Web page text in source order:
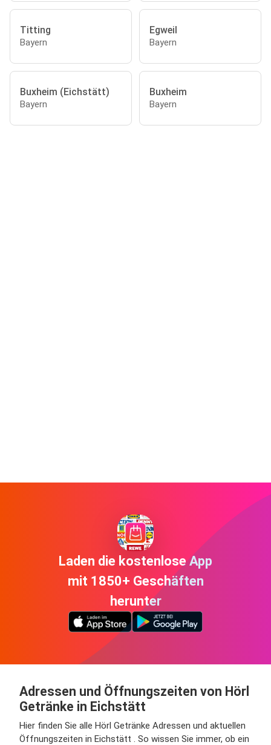
Titting
Bayern
Egweil
Bayern
Buxheim (Eichstätt)
Bayern
Buxheim
Bayern
Laden die kostenlose App
mit 1850+ Geschäften
herunter
Adressen und Öffnungszeiten von Hörl
Getränke in Eichstätt
Hier finden Sie alle Hörl Getränke Adressen und aktuellen
Öffnungszeiten in Eichstätt . So wissen Sie immer, ob ein